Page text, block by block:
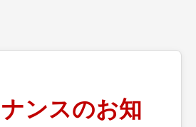
ンスのお知